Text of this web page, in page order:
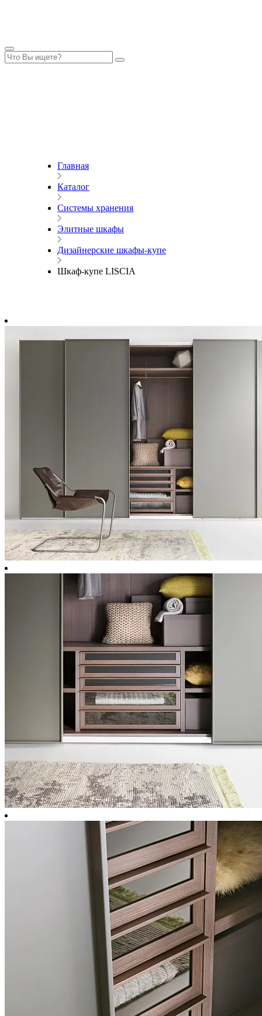
Главная
Каталог
Системы хранения
Элитные шкафы
Дизайнерские шкафы-купе
Шкаф-купе LISCIA